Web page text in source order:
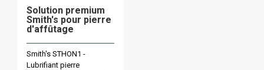
Solution premium
Smith's pour pierre
d'affûtage
Smith's STHON1 -
Lubrifiant pierre